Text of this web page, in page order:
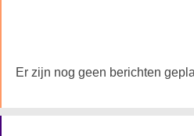
Er zijn nog geen berichten